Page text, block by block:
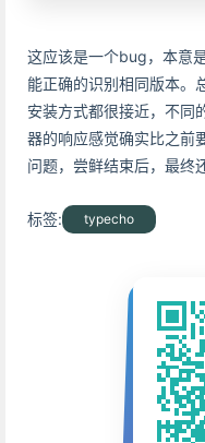
这应该是一个bug，本意
能正确的识别相同版本。
安装方式都很接近，不同
器的响应感觉确实比之前
问题，尝鲜结束后，最终
标签: typecho